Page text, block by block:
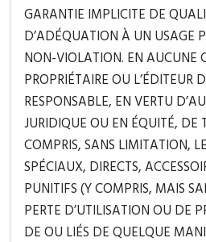
GARANTIE IMPLICITE DE
D’ADÉQUATION À UN USAGE
NON-VIOLATION. EN AUCUNE
PROPRIÉTAIRE OU L’ÉDITEUR
RESPONSABLE, EN VERTU
JURIDIQUE OU EN ÉQUITÉ,
COMPRIS, SANS LIMITATION,
SPÉCIAUX, DIRECTS,
PUNITIFS (Y COMPRIS, MAIS
PERTE D’UTILISATION OU DE
DE OU LIÉS DE QUELQUE